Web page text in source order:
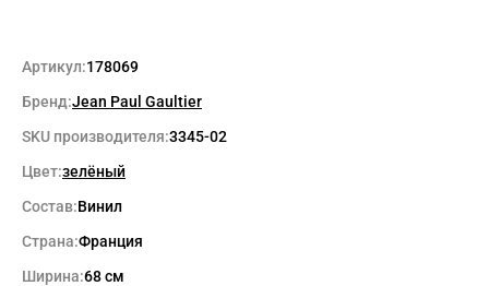
Артикул:178069
Бренд:Jean Paul Gaultier
SKU производителя:3345-02
Цвет:зелёный
Состав:Винил
Страна:Франция
Ширина:68 см